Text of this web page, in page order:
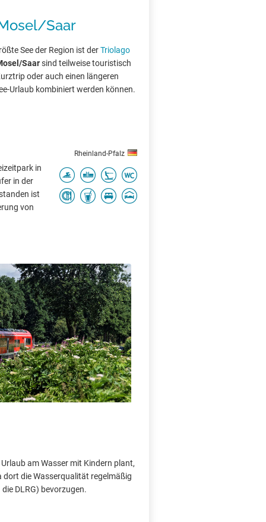
Saar
See der Region ist derTriolago
Saarsind teilweise touristisch
oder auch einen längeren
Urlaub kombiniert werden können.
Rheinland-Pfalz
in
in der
ist
von
am Wasser mit Kindern plant,
die Wasserqualität regelmäßig
DLRG) bevorzugen.